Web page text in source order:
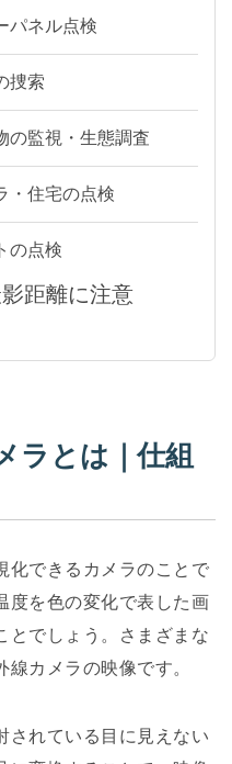
パネル点検
捜索
の監視・生態調査
・住宅の点検
の点検
距離に注意
ラとは｜仕組
化できるカメラのことで
度を色の変化で表した画
とでしょう。さまざまな
カメラの映像です。
されている目に見えない